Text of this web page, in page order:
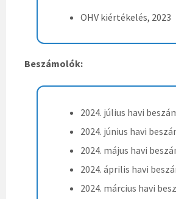
OHV kiértékelés, 2023
Beszámolók:
2024. július havi
2024. június havi
2024. május havi
2024. április havi
2024. március havi